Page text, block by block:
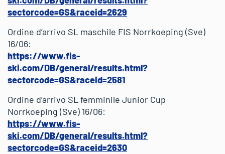
sectorcode=GS&raceid=2629
Ordine d’arrivo SL maschile FIS Norrkoeping (Sve)
16/06:
https://www.fis-
ski.com/DB/general/results.html?
sectorcode=GS&raceid=2581
Ordine d’arrivo SL femminile Junior Cup
Norrkoeping (Sve) 16/06:
https://www.fis-
ski.com/DB/general/results.html?
sectorcode=GS&raceid=2630